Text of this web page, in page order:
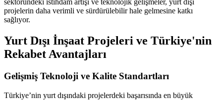
sektöründeki istihdam artışı ve teknolojik gelişmeler, yurt dışı
projelerin daha verimli ve sürdürülebilir hale gelmesine katkı
sağlıyor.
Yurt Dışı İnşaat Projeleri ve Türkiye'nin
Rekabet Avantajları
Gelişmiş Teknoloji ve Kalite Standartları
Türkiye’nin yurt dışındaki projelerdeki başarısında en büyük